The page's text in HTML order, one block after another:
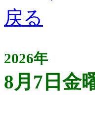
2026年
8月7日金